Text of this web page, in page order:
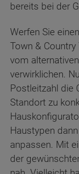
bereits bei der
Werfen Sie
Town & Country
vom
verwirklichen.
Postleitzahl die
Standort zu
Haustypen
anpassen. Mit
der